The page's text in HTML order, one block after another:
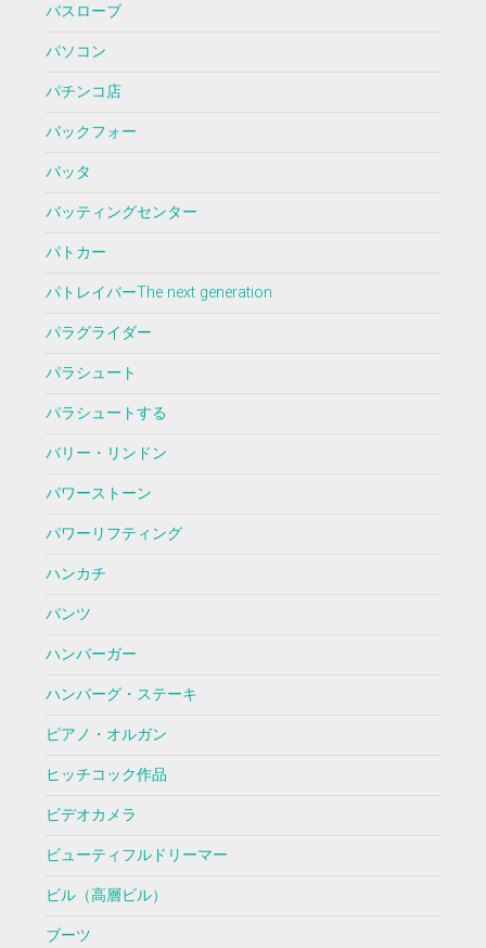
バスローブ
パソコン
パチンコ店
バックフォー
バッタ
バッティングセンター
パトカー
パトレイバーThe next generation
パラグライダー
パラシュート
パラシュートする
バリー・リンドン
パワーストーン
パワーリフティング
ハンカチ
パンツ
ハンバーガー
ハンバーグ・ステーキ
ピアノ・オルガン
ヒッチコック作品
ビデオカメラ
ビューティフルドリーマー
ビル（高層ビル）
ブーツ